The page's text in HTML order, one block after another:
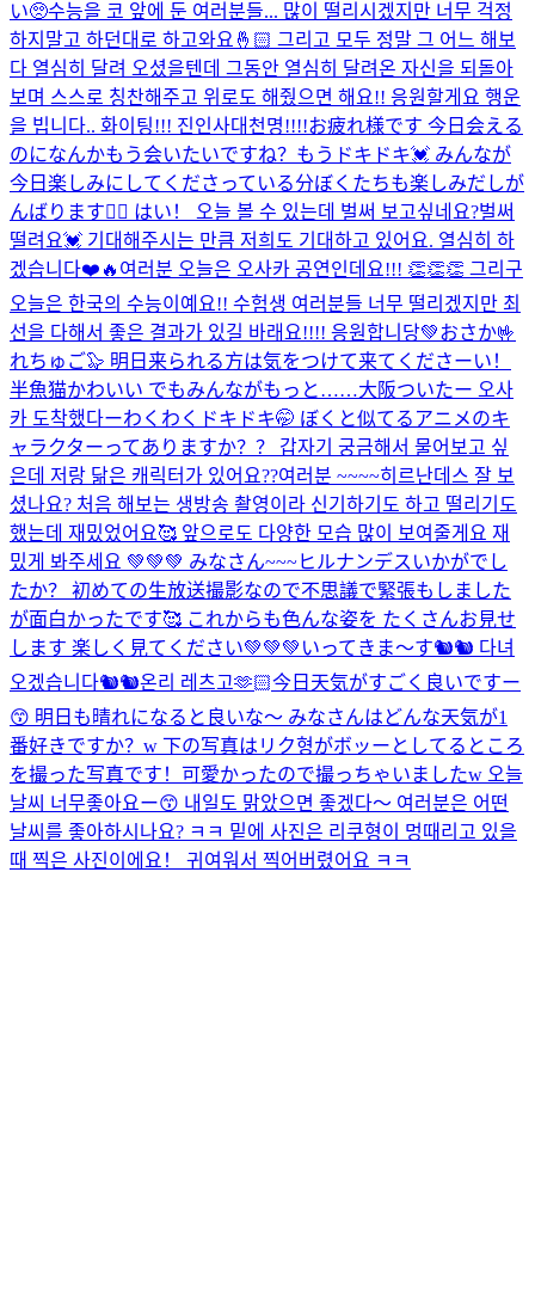
い🥺수능을 코 앞에 둔 여러분들... 많이 떨리시겠지만 너무 걱정
하지말고 하던대로 하고와요🤞🏻 그리고 모두 정말 그 어느 해보
다 열심히 달려 오셨을텐데 그동안 열심히 달려온 자신을 되돌아
보며 스스로 칭찬해주고 위로도 해줬으면 해요!! 응원할게요 행운
을 빕니다.. 화이팅!!! 진인사대천명!!!!お疲れ様です 今日会える
のになんかもう会いたいですね？もうドキドキ💓 みんなが
今日楽しみにしてくださっている分ぼくたちも楽しみだしが
んばります❤️‍🔥 はい！ 오늘 볼 수 있는데 벌써 보고싶네요?벌써
떨려요💓 기대해주시는 만큼 저희도 기대하고 있어요. 열심히 하
겠습니다❤️🔥 여러분 오늘은 오사카 공연인데요!!! 👏👏👏 그리구
오늘은 한국의 수능이예요!! 수험생 여러분들 너무 떨리겠지만 최
선을 다해서 좋은 결과가 있길 바래요!!!! 응원합니당💚おさか🤟
れちゅご🦭 明日来られる方は気をつけて来てくださーい！
半魚猫かわいい でもみんながもっと……大阪ついたー 오사
카 도착했다ーわくわくドキドキ🤭 ぼくと似てるアニメのキ
ャラクターってありますか？？ 갑자기 궁금해서 물어보고 싶
은데 저랑 닮은 캐릭터가 있어요??여러분 ~~~~히르난데스 잘 보
셨나요? 처음 해보는 생방송 촬영이라 신기하기도 하고 떨리기도
했는데 재밌었어요🥰 앞으로도 다양한 모습 많이 보여줄게요 재
밌게 봐주세요 💚💚💚 みなさん~~~ヒルナンデスいかがでし
たか？ 初めての生放送撮影なので不思議で緊張もしました
が面白かったです🥰 これからも色んな姿を たくさんお見せ
します 楽しく見てください💚💚💚 いってきま〜す🐿🐿 다녀
오겠습니다🐿🐿온리 레츠고🫶🏻今日天気がすごく良いですー
😙 明日も晴れになると良いな〜 みなさんはどんな天気が1
番好きですか？w 下の写真はリク형がボッーとしてるところ
を撮った写真です！可愛かったので撮っちゃいましたw 오늘
날씨 너무좋아요ー😙 내일도 맑았으면 좋겠다〜 여러분은 어떤
날씨를 좋아하시나요? ㅋㅋ 밑에 사진은 리쿠형이 멍때리고 있을
때 찍은 사진이에요！ 귀여워서 찍어버렸어요 ㅋㅋ